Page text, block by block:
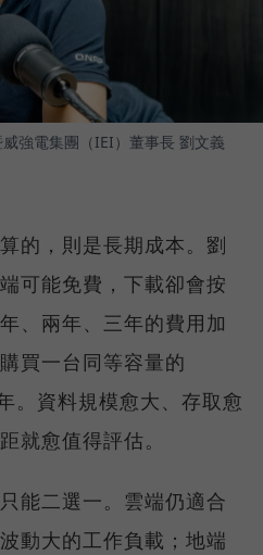
強電集團（IEI）董事長 劉文義
的，則是長期成本。劉
可能免費，下載卻會按
、兩年、三年的費用加
買一台同等容量的
。資料規模愈大、存取愈
就愈值得評估。
能二選一。雲端仍適合
動大的工作負載；地端